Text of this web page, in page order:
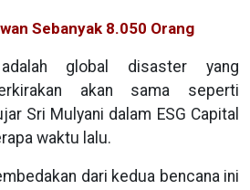
Sebanyak 8.050 Orang
global disaster yang
akan sama seperti
Sri Mulyani dalam ESG Capital
waktu lalu.
dari kedua bencana ini